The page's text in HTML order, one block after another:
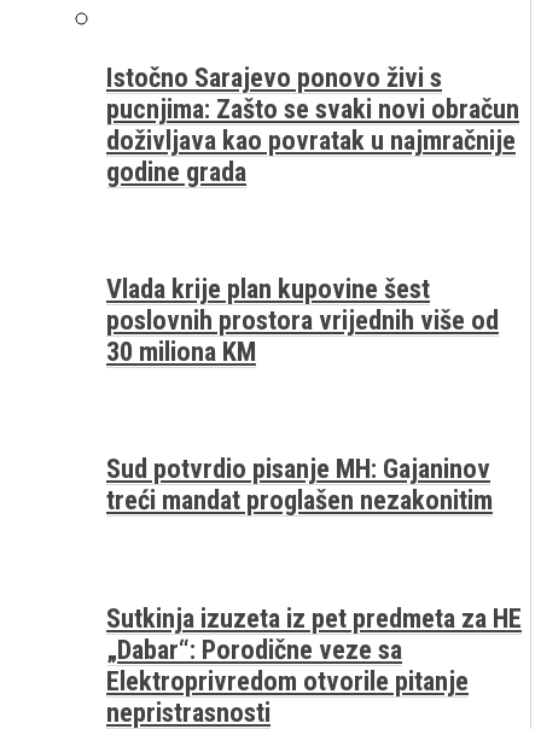
Istočno Sarajevo ponovo živi s
pucnjima: Zašto se svaki novi obračun
doživljava kao povratak u najmračnije
godine grada
Vlada krije plan kupovine šest
poslovnih prostora vrijednih više od
30 miliona KM
Sud potvrdio pisanje MH: Gajaninov
treći mandat proglašen nezakonitim
Sutkinja izuzeta iz pet predmeta za HE
„Dabar“: Porodične veze sa
Elektroprivredom otvorile pitanje
nepristrasnosti